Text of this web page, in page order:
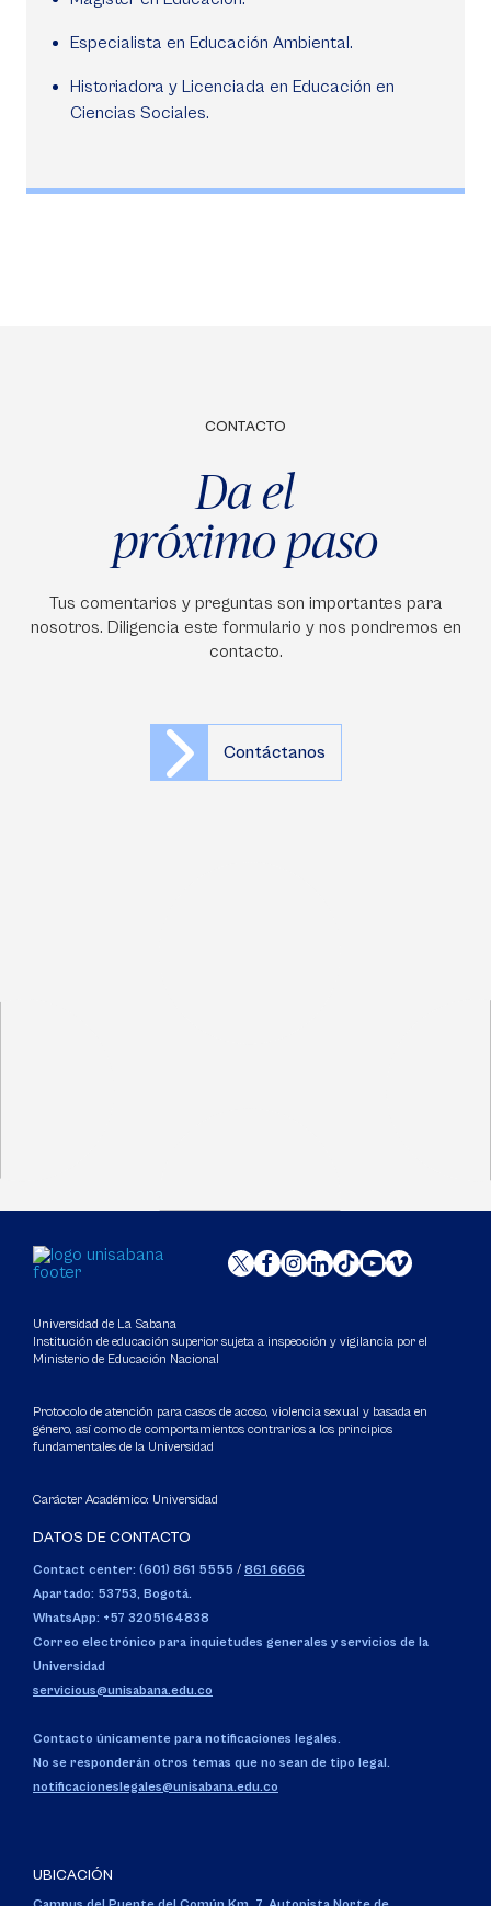
Especialista en Educación Ambiental.
Historiadora y Licenciada en Educación en
Ciencias Sociales.
CONTACTO
Da el
próximo paso
Tus comentarios y preguntas son importantes para
nosotros. Diligencia este formulario y nos pondremos en
contacto.
Contáctanos
Universidad de La Sabana
Institución de educación superior sujeta a inspección y vigilancia por el
Ministerio de Educación Nacional
Protocolo de atención para casos de acoso, violencia sexual y basada en
género, así como de comportamientos contrarios a los principios
fundamentales de la Universidad
Carácter Académico: Universidad
DATOS DE CONTACTO
Contact center: (601) 861 5555 / 861 6666
Apartado: 53753, Bogotá.
WhatsApp: +57 3205164838
Correo electrónico para inquietudes generales y servicios de la
Universidad
servicious@unisabana.edu.co
Contacto únicamente para notificaciones legales.
No se responderán otros temas que no sean de tipo legal.
notificacioneslegales@unisabana.edu.co
UBICACIÓN